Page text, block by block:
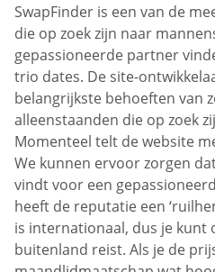
SwapFinder is een van de
die op zoek zijn naar
gepassioneerde partner
trio dates. De site-
belangrijkste behoeften van
alleenstaanden die op zoek
Momenteel telt de website
We kunnen ervoor zorgen
vindt voor een
heeft de reputatie een
is internationaal, dus je kunt
buitenland reist. Als je de